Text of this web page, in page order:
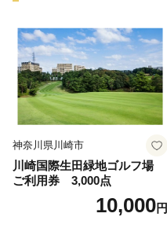
神奈川県川崎市
川崎国際生田緑地ゴルフ場
ご利用券 3,000点
10,000円